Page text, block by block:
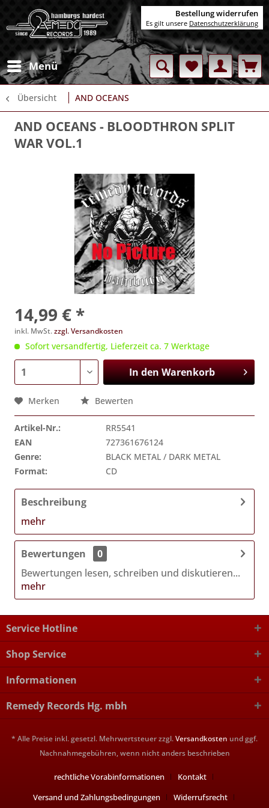
Menü
Übersicht AND OCEANS
AND OCEANS - BLOODTHRON SPLIT
WAR VOL.1
14,99 € *
inkl. MwSt.zzgl. Versandkosten
Sofort versandfertig, Lieferzeit ca. 7 Werktage
In denWarenkorb
Merken Bewerten
Artikel-Nr.:
RR5541
EAN
727361676124
Genre:
BLACK METAL / DARK METAL
Format:
CD
Beschreibung
mehr
Bewertungen
0
Bewertungen lesen, schreiben und diskutieren...
mehr
Service Hotline
Shop Service
Informationen
Remedy Records Hg. mbh
* Alle Preise inkl. gesetzl. Mehrwertsteuer zzgl.Versandkosten und ggf.
Nachnahmegebühren, wenn nicht anders beschrieben
rechtliche Vorabinformationen
Kontakt
Versand und Zahlungsbedingungen
Widerrufsrecht
Bestellung widerrufen
Es gilt unsere Datenschutzerklärung